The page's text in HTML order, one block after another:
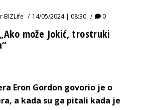
BIZLife 14/05/2024 | 08:30 0
može Jokić, trostruki
Eron Gordon govorio je o
a kada su ga pitali kada je